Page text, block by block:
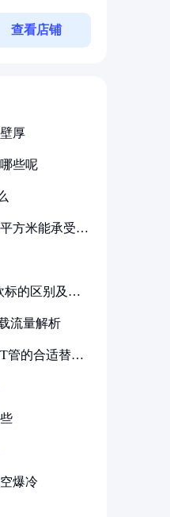
查看店铺
厚
些呢
方米能承受多
标的区别及其
流量解析
管的合适替代
爆冷